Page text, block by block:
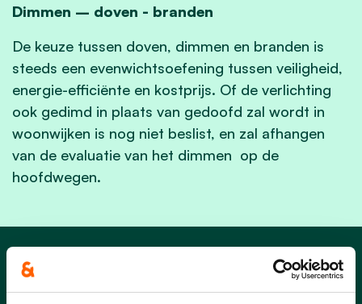
Dimmen – doven - branden
De keuze tussen doven, dimmen en branden is
steeds een evenwichtsoefening tussen veiligheid,
energie-efficiënte en kostprijs. Of de verlichting
ook gedimd in plaats van gedoofd zal wordt in
woonwijken is nog niet beslist, en zal afhangen
van de evaluatie van het dimmen op de
hoofdwegen.
Afdelingsnieuws